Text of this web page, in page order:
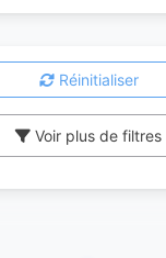
Réinitialiser
Voir plus de filtres